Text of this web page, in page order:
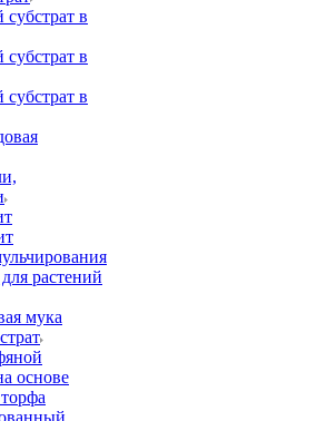
в
в
в
растений
мука
основе